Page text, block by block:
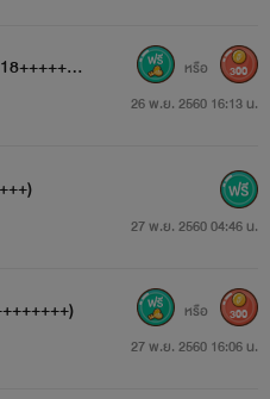
งกันตามอักษร A-Z
งเคลีย Mission ให้ครบทุก
26 พ.ย. 2560 16:13 น.
หรือ 300
27 พ.ย. 2560 04:46 น.
27 พ.ย. 2560 16:06 น.
หรือ 300